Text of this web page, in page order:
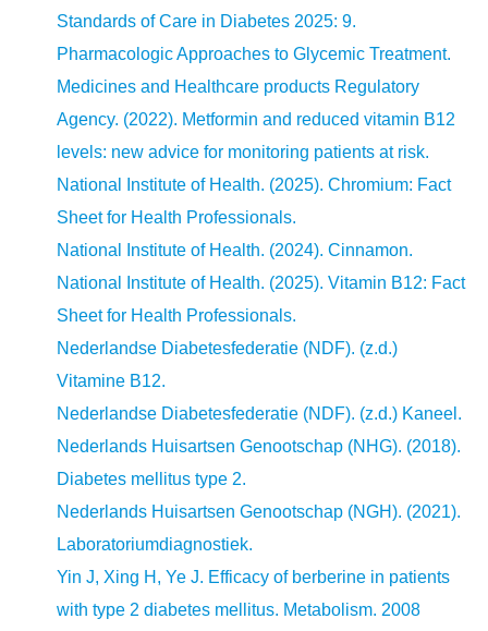
Standards of Care in Diabetes 2025: 9.
Pharmacologic Approaches to Glycemic Treatment.
Medicines and Healthcare products Regulatory
Agency. (2022). Metformin and reduced vitamin B12
levels: new advice for monitoring patients at risk.
National Institute of Health. (2025). Chromium: Fact
Sheet for Health Professionals.
National Institute of Health. (2024). Cinnamon.
National Institute of Health. (2025). Vitamin B12: Fact
Sheet for Health Professionals.
Nederlandse Diabetesfederatie (NDF). (z.d.)
Vitamine B12.
Nederlandse Diabetesfederatie (NDF). (z.d.) Kaneel.
Nederlands Huisartsen Genootschap (NHG). (2018).
Diabetes mellitus type 2.
Nederlands Huisartsen Genootschap (NGH). (2021).
Laboratoriumdiagnostiek.
Yin J, Xing H, Ye J. Efficacy of berberine in patients
with type 2 diabetes mellitus. Metabolism. 2008